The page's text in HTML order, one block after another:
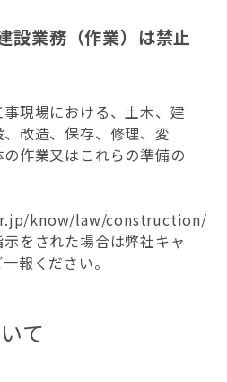
設業務（作業）は禁止
現場における、土木、建
改造、保存、修理、変
作業又はこれらの準備の
know/law/construction/
をされた場合は弊社キャ
報ください。
て